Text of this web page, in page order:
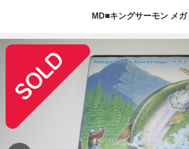
MD■キングサーモン メ